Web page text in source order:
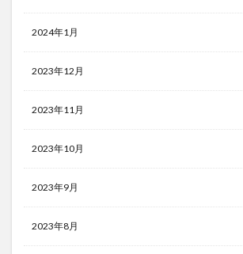
2024年1月
2023年12月
2023年11月
2023年10月
2023年9月
2023年8月